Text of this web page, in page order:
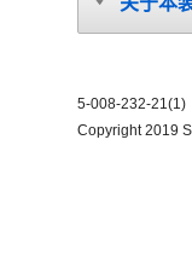
5-008-232-21(1)
Copyright 2019